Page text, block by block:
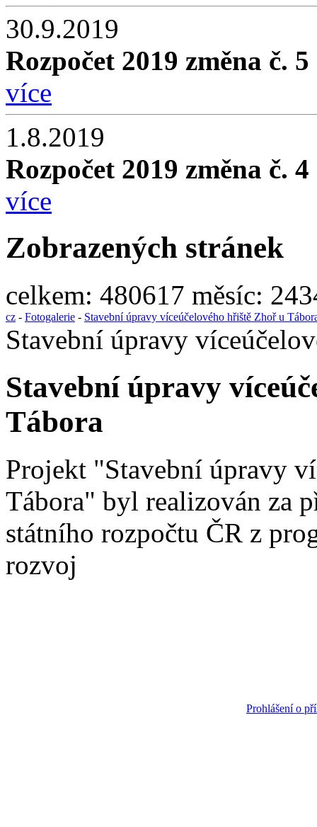
30.9.2019
Rozpočet 2019 změna č. 5
více
1.8.2019
Rozpočet 2019 změna č. 4
více
Zobrazených stránek
celkem: 480617 měsíc:
cz - Fotogalerie - Stavební úpravy víceúčelového hřiště Zhoř u
Stavební úpravy
Stavební úpravy
Tábora
Projekt "Stavební úpravy
Tábora" byl realizován za
státního rozpočtu ČR z
rozvoj
Prohlášení o